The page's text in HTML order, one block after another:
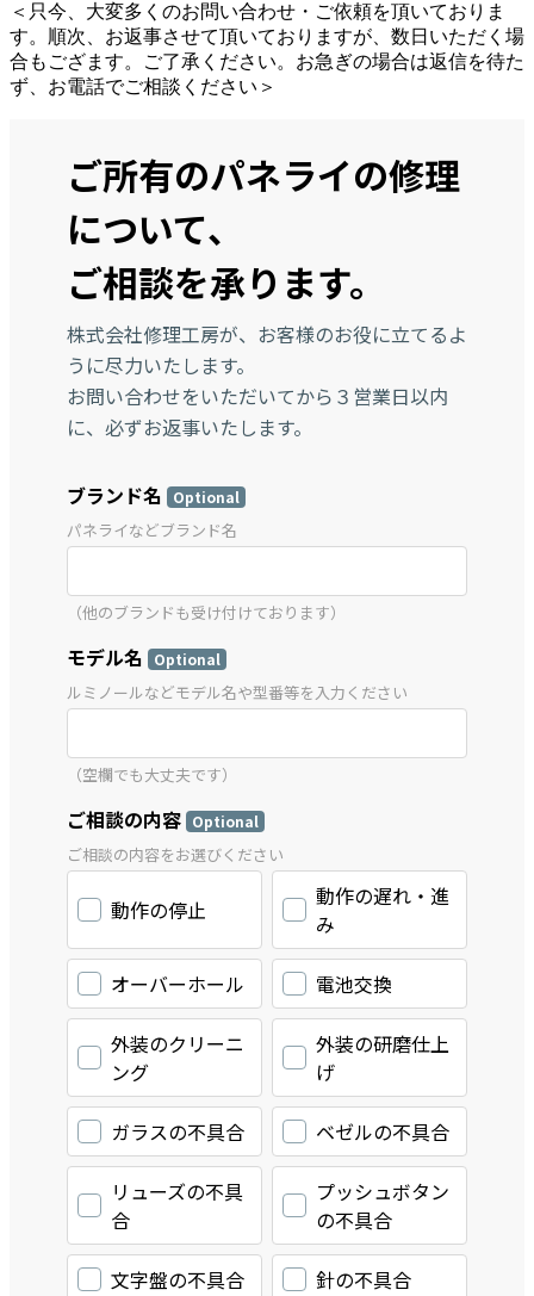
＜只今、大変多くのお問い合わせ・ご依頼を頂いておりま
す。順次、お返事させて頂いておりますが、数日いただく場
合もござます。ご了承ください。お急ぎの場合は返信を待た
ず、お電話でご相談ください＞